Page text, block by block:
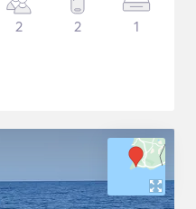
2 2 1